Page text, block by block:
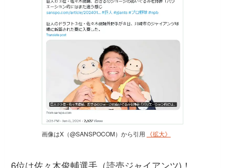
画像はX（@SANSPOCOM）から引用 《拡大》
6位は佐々木俊輔選手（読売ジャイアンツ)！